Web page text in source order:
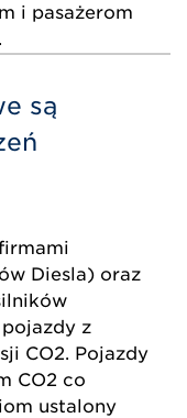
i pasażerom
są
Diesla) oraz
z
CO2. Pojazdy
CO2 co
ustalony